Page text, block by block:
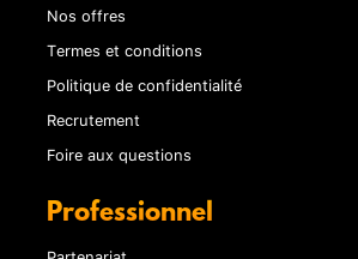
Nos offres
Termes et conditions
Politique de confidentialité
Recrutement
Foire aux questions
Professionnel